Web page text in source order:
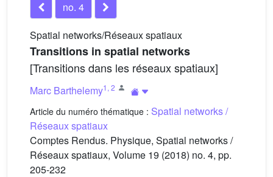
no. 4
Spatial networks/Réseaux spatiaux
Transitions in spatial networks
[Transitions dans les réseaux spatiaux]
Marc Barthelemy1 , 2
Article du numéro thématique : Spatial networks /
Réseaux spatiaux
Comptes Rendus. Physique, Spatial networks /
Réseaux spatiaux, Volume 19 (2018) no. 4, pp.
205-232